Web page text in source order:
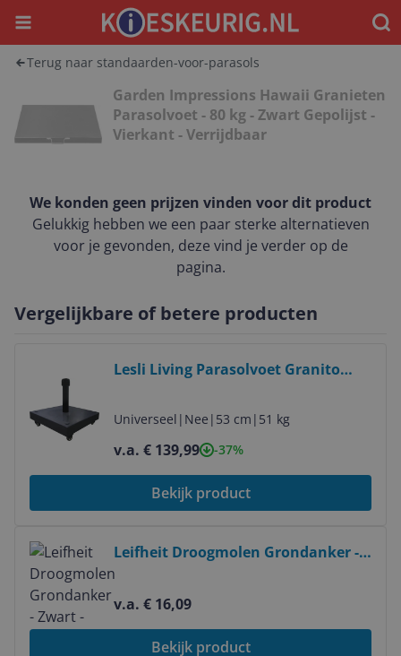
Menu
Terug naar standaarden-voor-parasols
Garden Impressions Hawaii Granieten
Parasolvoet - 80 kg - Zwart Gepolijst -
Vierkant - Verrijdbaar
We konden geen prijzen vinden voor dit product
Gelukkig hebben we een paar sterke alternatieven
voor je gevonden, deze vind je verder op de
pagina.
Vergelijkbare of betere producten
Lesli Living Parasolvoet Granito
Universeel | Nee | 53 cm | 51 kg
v.a. € 139,99 -37%
Bekijk product
Leifheit Droogmolen Grondanker -
Zwart - 50 mm Diameter - Incl.
Indraaistang
v.a. € 16,09
Bekijk product
Bekijk product